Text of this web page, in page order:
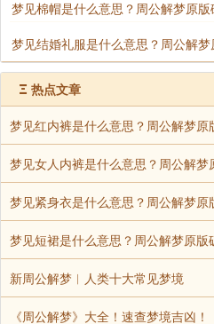
梦见棉帽是什么意思？周公解梦原
梦见结婚礼服是什么意思？周公解
Ξ 热点文章
梦见红内裤是什么意思？周公解梦原
梦见女人内裤是什么意思？周公解梦
梦见紧身衣是什么意思？周公解梦原
梦见短裙是什么意思？周公解梦原版
新周公解梦︱人类十大常见梦境
《周公解梦》大全！速查梦境吉凶！